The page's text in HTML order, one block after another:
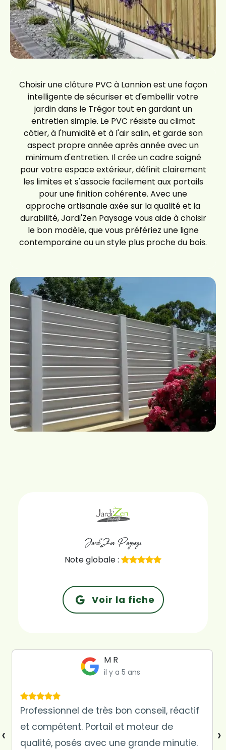
Choisir une clôture PVC à Lannion est une façon
intelligente de sécuriser et d'embellir votre
jardin dans le Trégor tout en gardant un
entretien simple. Le PVC résiste au climat
côtier, à l'humidité et à l'air salin, et garde son
aspect propre année après année avec un
minimum d'entretien. Il crée un cadre soigné
pour votre espace extérieur, définit clairement
les limites et s'associe facilement aux portails
pour une finition cohérente. Avec une
approche artisanale axée sur la qualité et la
durabilité, Jardi'Zen Paysage vous aide à choisir
le bon modèle, que vous préfériez une ligne
contemporaine ou un style plus proche du bois.
Jardi'Zen Paysage
Note globale :
Voir la fiche
Suze Longuet
il y a 5 ans
Recommandé par mes beaux parent
suite à travaux de claustras effectuer
chez eux. Travail très bien fait chez nous
‹ ›